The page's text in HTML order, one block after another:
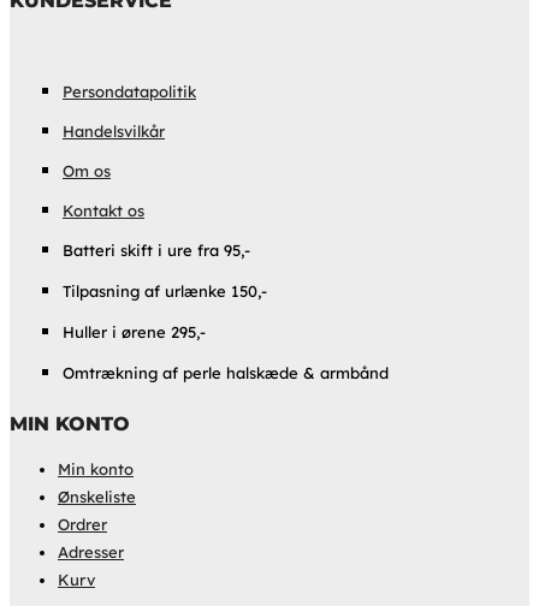
Persondatapolitik
Handelsvilkår
Om os
Kontakt os
Batteri skift i ure fra 95,-
Tilpasning af urlænke 150,-
Huller i ørene 295,-
Omtrækning af perle halskæde & armbånd
MIN KONTO
Min konto
Ønskeliste
Ordrer
Adresser
Kurv